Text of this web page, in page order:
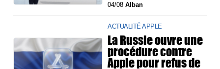
04/08Alban
ACTUALITÉ APPLE
La Russie ouvre une
procédure contre
Apple pour refus de